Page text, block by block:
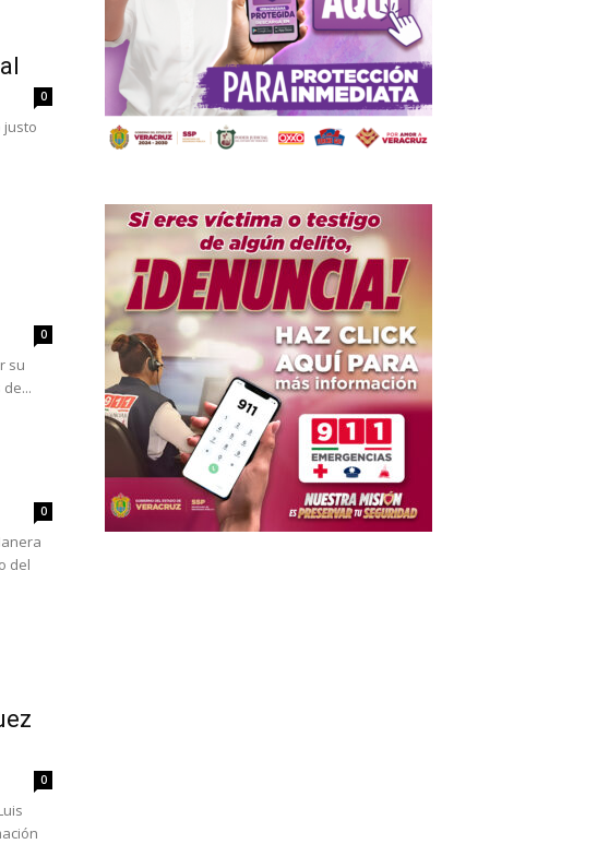
0
justo
0
su
0
del
0